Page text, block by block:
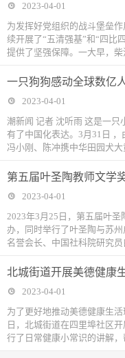
2023-04-01
为发挥好党组织的战斗堡垒
续开展了“五清强基”和“四比
提供了坚强保障。一大早，柴
一只狗狗感动全球数亿
2023-04-01
潮新闻 记者 沈听雨 这是一
有了中国化表达。3月31日 ，
冯小刚、陈冲携中华田园犬
第五届叶圣陶教师文学
2023-04-01
2023年3月25日，第五届叶
办，同时举行了叶圣陶与苏
名誉会长、中国社科院研究员
北城街道开展美德健康
2023-04-01
为了更好地推动美德健康生
日，北城街道在四里埠社区
行了日常健康小常识的讲解